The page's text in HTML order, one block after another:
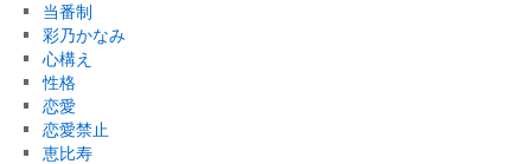
当番制
彩乃かなみ
心構え
性格
恋愛
恋愛禁止
恵比寿